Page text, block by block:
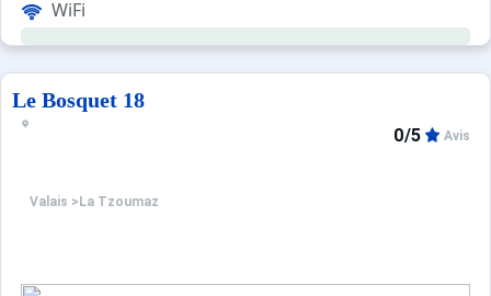
WiFi
Le Bosquet 18
Valais > La Tzoumaz
0/5 Avis